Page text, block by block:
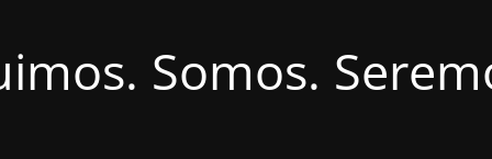
Somos.